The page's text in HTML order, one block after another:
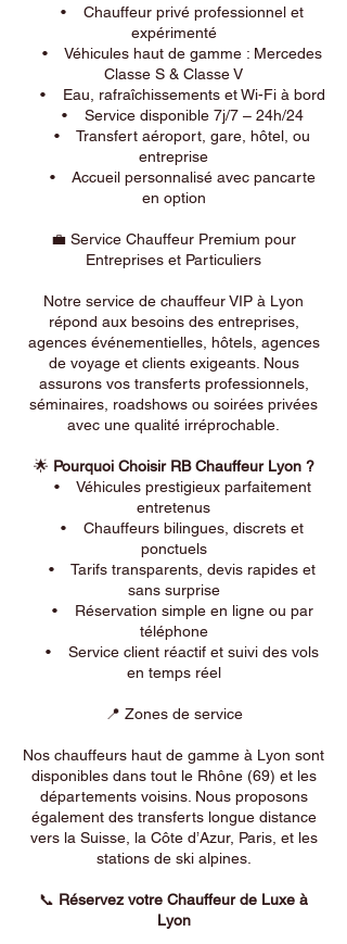
• Chauffeur privé professionnel et
expérimenté
• Véhicules haut de gamme : Mercedes
Classe S & Classe V
• Eau, rafraîchissements et Wi-Fi à bord
• Service disponible 7j/7 – 24h/24
• Transfert aéroport, gare, hôtel, ou
entreprise
• Accueil personnalisé avec pancarte
en option
💼 Service Chauffeur Premium pour
Entreprises et Particuliers
Notre service de chauffeur VIP à Lyon
répond aux besoins des entreprises,
agences événementielles, hôtels, agences
de voyage et clients exigeants. Nous
assurons vos transferts professionnels,
séminaires, roadshows ou soirées privées
avec une qualité irréprochable.
🌟 Pourquoi Choisir RB Chauffeur Lyon ?
• Véhicules prestigieux parfaitement
entretenus
• Chauffeurs bilingues, discrets et
ponctuels
• Tarifs transparents, devis rapides et
sans surprise
• Réservation simple en ligne ou par
téléphone
• Service client réactif et suivi des vols
en temps réel
📍 Zones de service
Nos chauffeurs haut de gamme à Lyon sont
disponibles dans tout le Rhône (69) et les
départements voisins. Nous proposons
également des transferts longue distance
vers la Suisse, la Côte d’Azur, Paris, et les
stations de ski alpines.
📞 Réservez votre Chauffeur de Luxe à
Lyon